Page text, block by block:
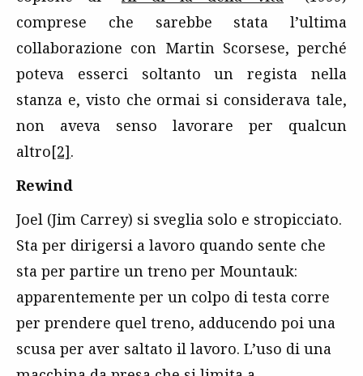
comprese che sarebbe stata l’ultima
collaborazione con Martin Scorsese, perché
poteva esserci soltanto un regista nella
stanza e, visto che ormai si considerava tale,
non aveva senso lavorare per qualcun
altro[2].
Rewind
Joel (Jim Carrey) si sveglia solo e stropicciato.
Sta per dirigersi a lavoro quando sente che
sta per partire un treno per Mountauk:
apparentemente per un colpo di testa corre
per prendere quel treno, adducendo poi una
scusa per aver saltato il lavoro. L’uso di una